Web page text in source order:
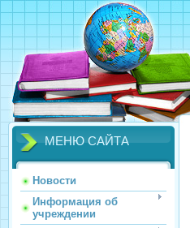
МЕНЮ САЙТА
Новости
Информация об
учреждении